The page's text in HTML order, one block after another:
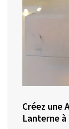
Créez une
Lanterne à